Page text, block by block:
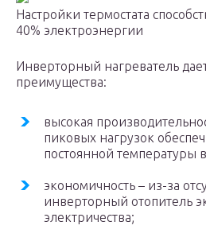
Настройки термостата
40% электроэнергии
Инверторный нагреватель
преимущества:
высокая
пиковых нагрузок
постоянной температуры
экономичность – из-за
инверторный отопитель
электричества;